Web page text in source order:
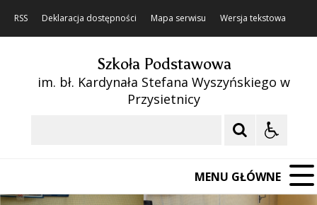
RSS Deklaracja dostępności Mapa serwisu Wersja tekstowa
Szkoła Podstawowa
im. bł. Kardynała Stefana Wyszyńskiego w
Przysietnicy
MENU GŁÓWNE